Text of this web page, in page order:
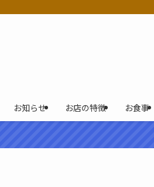
お知らせ お店の特徴 お食事